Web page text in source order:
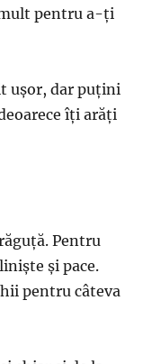
pentru a-ți
ușor, dar puțini
îți arăți
Pentru
și pace.
pentru câteva